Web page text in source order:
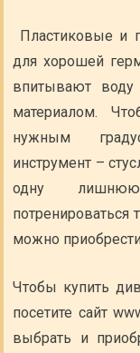
Пластиковые и
для хорошей
впитывают
материалом.
нужным
инструмент –
одну
потренироваться
можно
Чтобы купить
посетите сайт
выбрать и